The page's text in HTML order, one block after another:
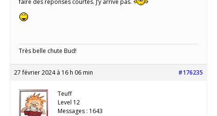
faire des réponses courtes. J’y arrive pas.
Très belle chute Bud!
27 février 2024 à 16 h 06 min #176235
Teuff
Level 12
Messages : 1643